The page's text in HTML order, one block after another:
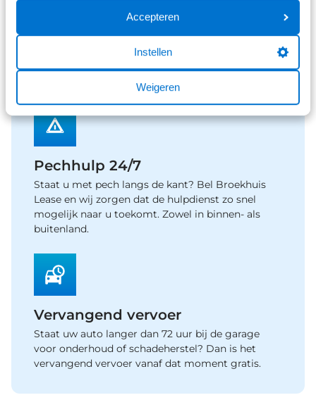
Accepteren
Instellen
Weigeren
U betaalt geen wegenbelasting. Dit is onderdeel
Pechhulp 24/7
Staat u met pech langs de kant? Bel Broekhuis
Lease en wij zorgen dat de hulpdienst zo snel
mogelijk naar u toekomt. Zowel in binnen- als
buitenland.
Vervangend vervoer
Staat uw auto langer dan 72 uur bij de garage
voor onderhoud of schadeherstel? Dan is het
vervangend vervoer vanaf dat moment gratis.